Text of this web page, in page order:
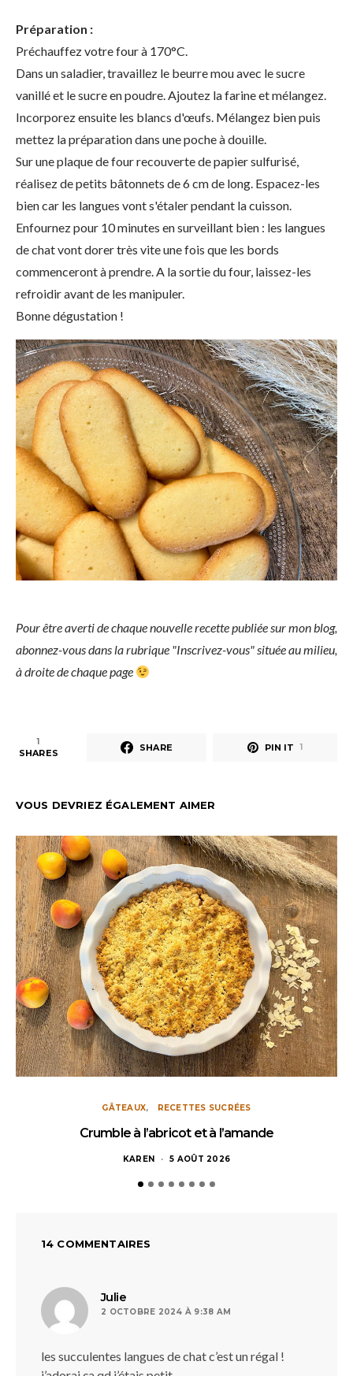
Préparation :
Préchauffez votre four à 170°C.
Dans un saladier, travaillez le beurre mou avec le sucre
vanillé et le sucre en poudre. Ajoutez la farine et mélangez.
Incorporez ensuite les blancs d'œufs. Mélangez bien puis
mettez la préparation dans une poche à douille.
Sur une plaque de four recouverte de papier sulfurisé,
réalisez de petits bâtonnets de 6 cm de long. Espacez-les
bien car les langues vont s'étaler pendant la cuisson.
Enfournez pour 10 minutes en surveillant bien : les langues
de chat vont dorer très vite une fois que les bords
commenceront à prendre. A la sortie du four, laissez-les
refroidir avant de les manipuler.
Bonne dégustation !
Pour être averti de chaque nouvelle recette publiée sur mon blog,
abonnez-vous dans la rubrique "Inscrivez-vous" située au milieu,
à droite de chaque page
1
SHARES SHARE PIN IT 1
VOUS DEVRIEZ ÉGALEMENT AIMER
GÂTEAUX RECETTES SUCRÉES
Crumble à l’abricot et à l’amande
KAREN 5 AOÛT 2026
14 COMMENTAIRES
Julie
2 OCTOBRE 2024 À 9:38 AM
les succulentes langues de chat c’est un régal !